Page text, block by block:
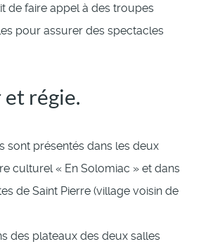
de faire appel à des troupes
pour assurer des spectacles
régie.
sont présentés dans les deux
culturel « En Solomiac » et dans
de Saint Pierre (village voisin de
des plateaux des deux salles